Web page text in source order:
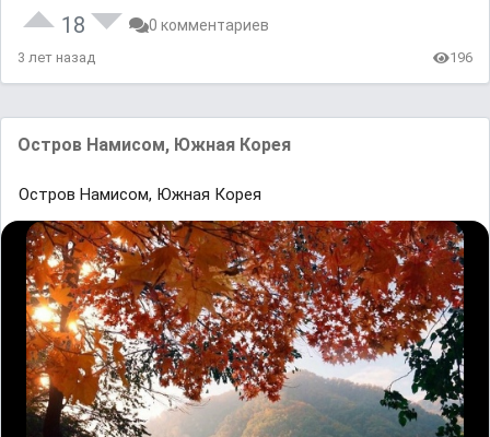
18 0 комментариев
3 лет назад 196
Остров Намисом, Южная Корея
Остров Намисом, Южная Корея